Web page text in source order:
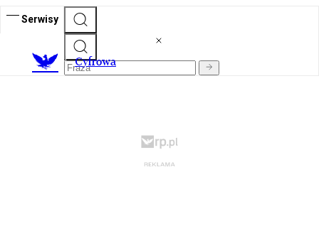
Serwisy
Cyfrowa